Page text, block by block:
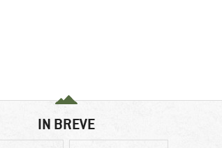
IN BREVE